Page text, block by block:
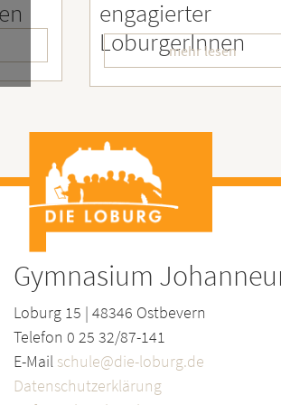
engagierter
LoburgerInnen
mehr lesen
Gymnasium
Loburg 15 | 48346 Ostbevern
Telefon 0 25 32/87-141
E-Mail schule@die-loburg.de
Datenschutzerklärung